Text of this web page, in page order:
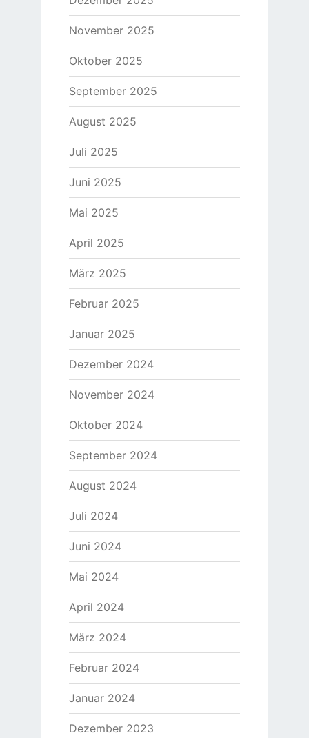
November 2025
Oktober 2025
September 2025
August 2025
Juli 2025
Juni 2025
Mai 2025
April 2025
März 2025
Februar 2025
Januar 2025
Dezember 2024
November 2024
Oktober 2024
September 2024
August 2024
Juli 2024
Juni 2024
Mai 2024
April 2024
März 2024
Februar 2024
Januar 2024
Dezember 2023